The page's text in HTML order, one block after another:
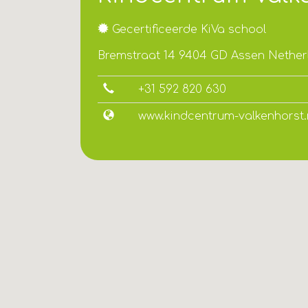
Gecertificeerde KiVa school
Bremstraat 14 9404 GD Assen
+31 592 820 630
www.kindcentrum-